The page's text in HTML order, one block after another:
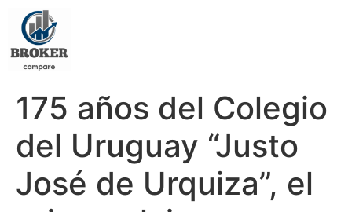
175 años del Colegio
del Uruguay “Justo
José de Urquiza”, el